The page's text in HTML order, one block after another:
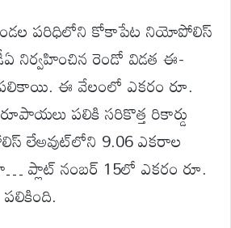
పరిధిలోని కోకాపేట నియోపోలిస్
నిర్వహించిన రెండో విడత ఈ-
పలికాయి. ఈ వేలంలో ఎకరం రూ.
పలికి సరికొత్త రికార్డు
లేఅవుట్‌లోని 9.06 ఎకరాల
ప్లాట్ నంబర్ 15లో ఎకరం రూ.
పలికింది.